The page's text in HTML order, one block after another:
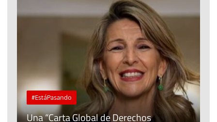
#EstáPasando
Una “Carta Global de Derechos